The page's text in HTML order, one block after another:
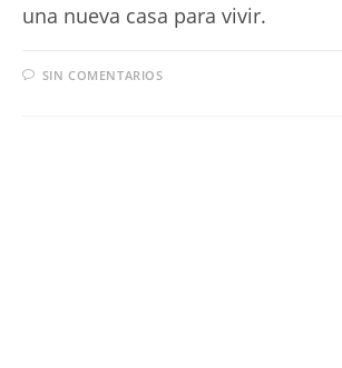
una nueva casa para vivir.
SIN COMENTARIOS